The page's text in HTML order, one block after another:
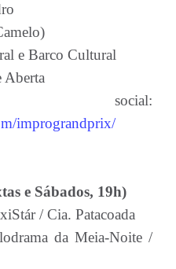
e Barco Cultural
Aberta
imprograndprix/
e Sábados, 19h)
/ Cia. Patacoada
da Meia-Noite /